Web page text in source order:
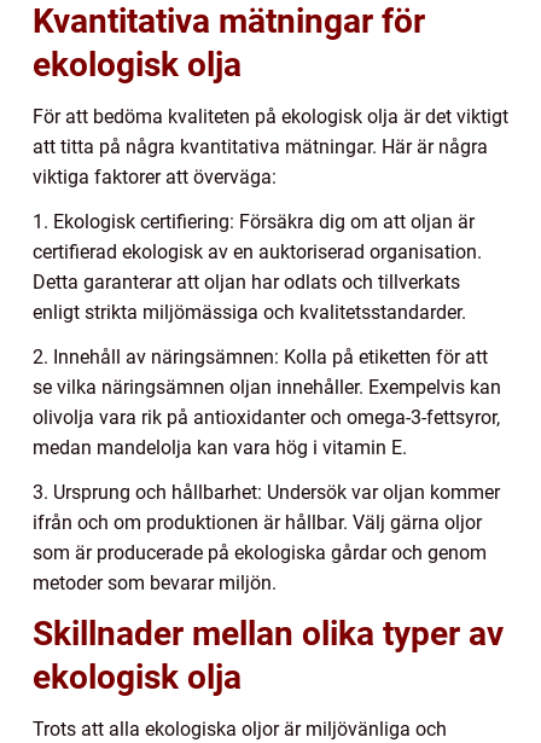
Kvantitativa mätningar för
ekologisk olja
För att bedöma kvaliteten på ekologisk olja är det viktigt
att titta på några kvantitativa mätningar. Här är några
viktiga faktorer att överväga:
1. Ekologisk certifiering: Försäkra dig om att oljan är
certifierad ekologisk av en auktoriserad organisation.
Detta garanterar att oljan har odlats och tillverkats
enligt strikta miljömässiga och kvalitetsstandarder.
2. Innehåll av näringsämnen: Kolla på etiketten för att
se vilka näringsämnen oljan innehåller. Exempelvis kan
olivolja vara rik på antioxidanter och omega-3-fettsyror,
medan mandelolja kan vara hög i vitamin E.
3. Ursprung och hållbarhet: Undersök var oljan kommer
ifrån och om produktionen är hållbar. Välj gärna oljor
som är producerade på ekologiska gårdar och genom
metoder som bevarar miljön.
Skillnader mellan olika typer av
ekologisk olja
Trots att alla ekologiska oljor är miljövänliga och